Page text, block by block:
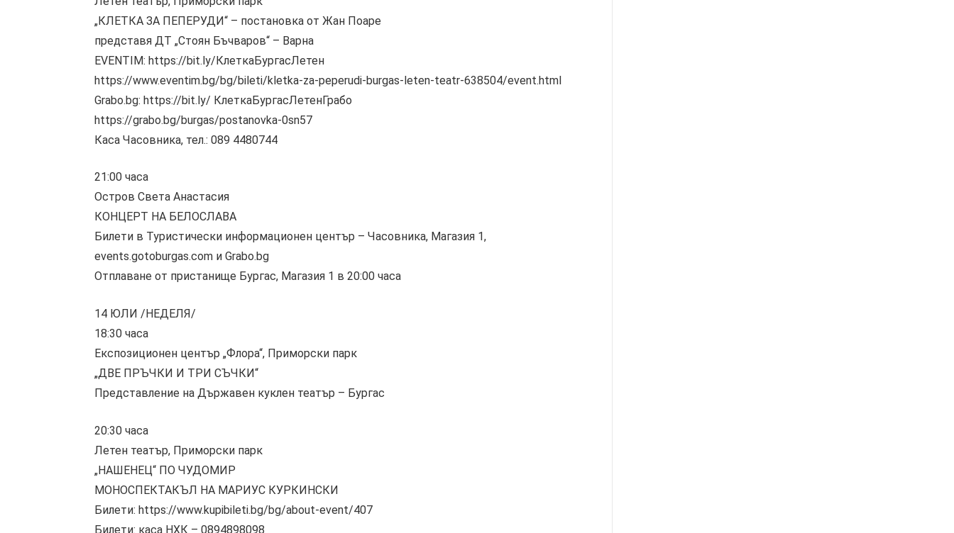
„КЛЕТКА ЗА ПЕПЕРУДИ“ – постановка от Жан Поаре
представя ДТ „Стоян Бъчваров“ – Варна
EVENTIM: https://bit.ly/КлеткаБургасЛетен
https://www.eventim.bg/bg/bileti/kletka-za-peperudi-burgas-leten-teatr-638504/event.html
Grabo.bg: https://bit.ly/ КлеткаБургасЛетенГрабо
https://grabo.bg/burgas/postanovka-0sn57
Каса Часовника, тел.: 089 4480744
21:00 часа
Остров Света Анастасия
КОНЦЕРТ НА БЕЛОСЛАВА
Билети в Туристически информационен център – Часовника, Магазия 1,
events.gotoburgas.com и Grabo.bg
Отплаване от пристанище Бургас, Магазия 1 в 20:00 часа
14 ЮЛИ /НЕДЕЛЯ/
18:30 часа
Експозиционен център „Флора“, Приморски парк
„ДВЕ ПРЪЧКИ И ТРИ СЪЧКИ“
Представление на Държавен куклен театър – Бургас
20:30 часа
Летен театър, Приморски парк
„НАШЕНЕЦ“ ПО ЧУДОМИР
МОНОСПЕКТАКЪЛ НА МАРИУС КУРКИНСКИ
Билети: https://www.kupibileti.bg/bg/about-event/407
Билети: каса НХК – 0894898098